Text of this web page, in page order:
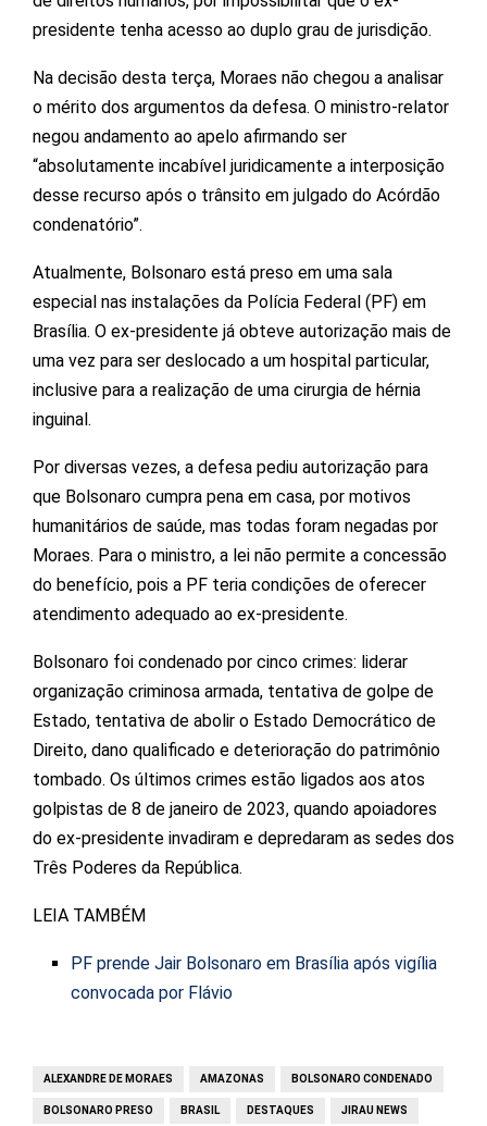
presidente tenha acesso ao duplo grau de jurisdição.
Na decisão desta terça, Moraes não chegou a analisar
o mérito dos argumentos da defesa. O ministro-relator
negou andamento ao apelo afirmando ser
“absolutamente incabível juridicamente a interposição
desse recurso após o trânsito em julgado do Acórdão
condenatório”.
Atualmente, Bolsonaro está preso em uma sala
especial nas instalações da Polícia Federal (PF) em
Brasília. O ex-presidente já obteve autorização mais de
uma vez para ser deslocado a um hospital particular,
inclusive para a realização de uma cirurgia de hérnia
inguinal.
Por diversas vezes, a defesa pediu autorização para
que Bolsonaro cumpra pena em casa, por motivos
humanitários de saúde, mas todas foram negadas por
Moraes. Para o ministro, a lei não permite a concessão
do benefício, pois a PF teria condições de oferecer
atendimento adequado ao ex-presidente.
Bolsonaro foi condenado por cinco crimes: liderar
organização criminosa armada, tentativa de golpe de
Estado, tentativa de abolir o Estado Democrático de
Direito, dano qualificado e deterioração do patrimônio
tombado. Os últimos crimes estão ligados aos atos
golpistas de 8 de janeiro de 2023, quando apoiadores
do ex-presidente invadiram e depredaram as sedes dos
Três Poderes da República.
LEIA TAMBÉM
PF prende Jair Bolsonaro em Brasília após vigília
convocada por Flávio
ALEXANDRE DE MORAES AMAZONAS BOLSONARO CONDENADO
BOLSONARO PRESO BRASIL DESTAQUES JIRAU NEWS